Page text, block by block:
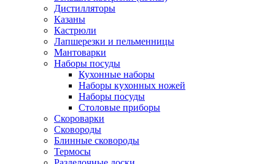
Дистилляторы
Казаны
Кастрюли
Лапшерезки и пельменницы
Мантоварки
Наборы посуды
Кухонные наборы
Наборы кухонных ножей
Наборы посуды
Столовые приборы
Скороварки
Сковороды
Блинные сковороды
Термосы